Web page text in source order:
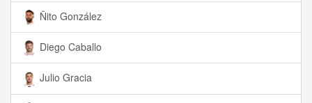
Ñito González
Diego Caballo
Julio Gracia